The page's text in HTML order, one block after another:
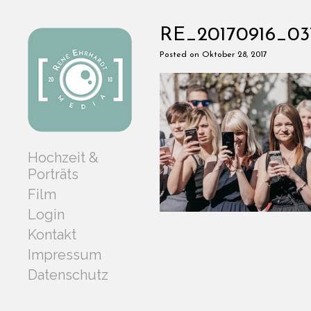
Hochzeit &
Porträts
Film
Login
Kontakt
Impressum
Datenschutz
Posted on Oktober 28, 2017